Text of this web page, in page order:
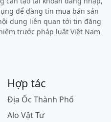
để đăng tin mua bán sản
dung liên quan tới tin đăng
trước pháp luật Việt Nam
Hợp tác
Địa Ốc Thành Phố
Alo Vật Tư